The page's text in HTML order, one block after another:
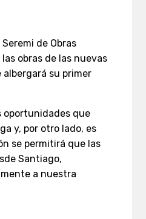
de Obras
obras de las nuevas
su primer
oportunidades que
y, por otro lado, es
se permitirá que las
Santiago,
a nuestra